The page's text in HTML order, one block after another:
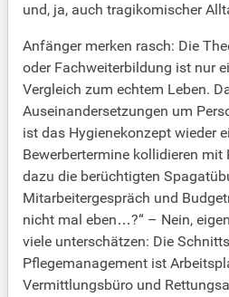
und, ja, auch tragikomischer
Anfänger merken rasch: Die
oder Fachweiterbildung ist nur
Vergleich zum echtem Leben.
Auseinandersetzungen um
ist das Hygienekonzept wieder
Bewerbertermine kollidieren
dazu die berüchtigten
Mitarbeitergespräch und
nicht mal eben…?“ – Nein,
viele unterschätzen: Die
Pflegemanagement ist
Vermittlungsbüro und